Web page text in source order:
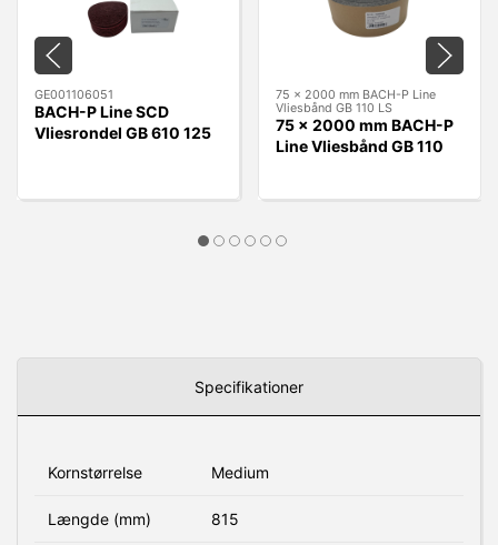
GE001106051
BACH-P Line SCD
Vliesrondel GB 610 125
75 x 2000 mm BACH-P Line
Vliesbånd GB 110 LS
75 x 2000 mm BACH-P
Line Vliesbånd GB 110
Specifikationer
Kornstørrelse Medium
Længde (mm) 815